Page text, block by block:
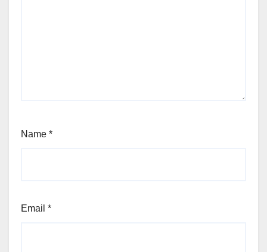
Name *
Email *